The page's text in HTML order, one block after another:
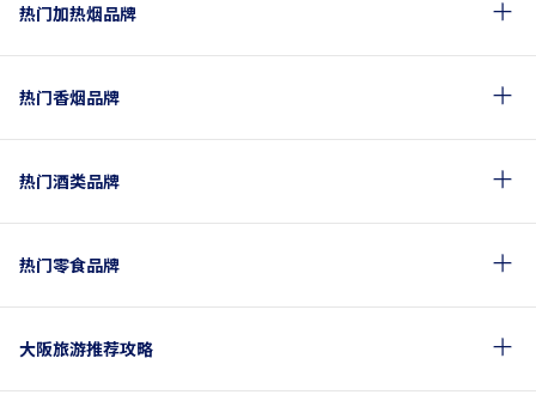
热门加热烟品牌
热门香烟品牌
热门酒类品牌
热门零食品牌
大阪旅游推荐攻略